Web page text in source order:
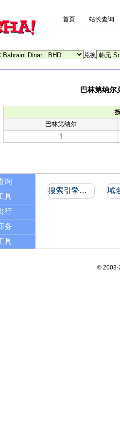
首页 站长查询
兑换
巴林第纳尔
巴林第纳尔
1
询
具
行
务
具
搜索引擎收录和反向链接
© 2003-